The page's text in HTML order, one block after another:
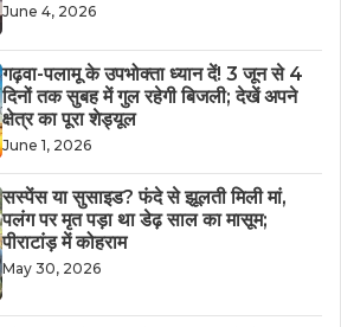
June 4, 2026
गढ़वा-पलामू के उपभोक्ता ध्यान दें! 3 जून से 4
दिनों तक सुबह में गुल रहेगी बिजली; देखें अपने
क्षेत्र का पूरा शेड्यूल
June 1, 2026
सस्पेंस या सुसाइड? फंदे से झूलती मिली मां,
पलंग पर मृत पड़ा था डेढ़ साल का मासूम;
पीराटांड़ में कोहराम
May 30, 2026